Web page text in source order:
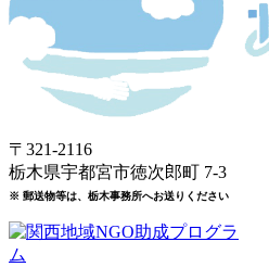
〒321-2116
栃木県宇都宮市徳次郎町 7-3
※ 郵送物等は、栃木事務所へお送りください